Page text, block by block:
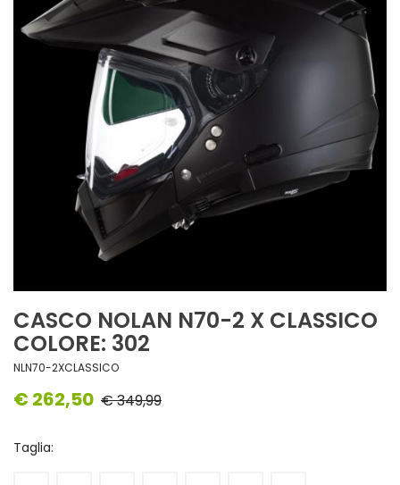
CASCO NOLAN N70-2 X CLASSICO
COLORE: 302
NLN70-2XCLASSICO
€ 262,50 € 349,99
Taglia: